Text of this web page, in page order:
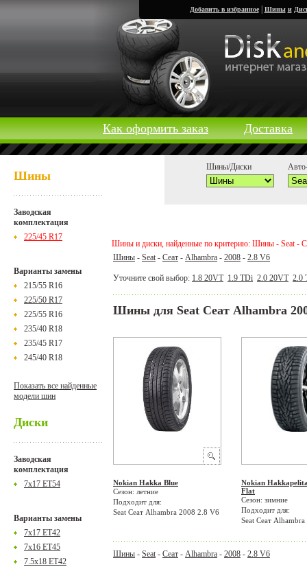
Добавить в избранное| Шины и
Как оформить заказ Доставка
Шины
Заводская
комплектация
225/45 R17
Варианты замены
215/55 R16
225/50 R17
225/55 R16
235/40 R18
235/45 R17
245/40 R18
Показать все найденные
модели шин
Диски
Заводская
комплектация
7x17 ET54
Варианты замены
7x17 ET42
7x16 ET45
7.5x18 ET42
Шины/Диски
Шины и диски, найденные по критерию: Шины - Seat -
Шины - Seat - Сеат - Alhambra - 2008 - 2.8 V6
Уточните свой выбор: 1.8 20VT 1.9 TDi 2.0 20VT 2.0
Шины для Seat Сеат Alhambra
Nokian Hakka Blue
Сезон: летние
Подходит для:
Seat Сеат Alhambra 2008 2.8 V6
Nokian
Flat
Сезон: зимние
Подходит для:
Seat Сеат
Шины - Seat - Сеат - Alhambra - 2008 - 2.8 V6